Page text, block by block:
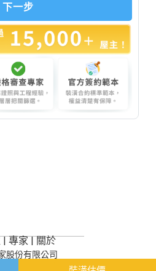
|專家|關於
股份有限公司